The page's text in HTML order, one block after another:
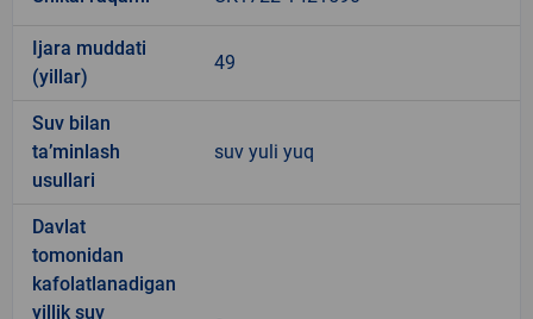
Ijara muddati
(yillar)
49
Suv bilan
ta’minlash
usullari
suv yuli yuq
Davlat
tomonidan
kafolatlanadigan
yillik suv